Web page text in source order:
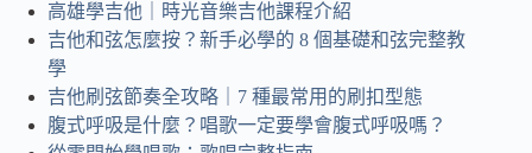
高雄學吉他｜時光音樂吉他課程介紹
吉他和弦怎麼按？新手必學的 8 個基礎和弦完整教
學
吉他刷弦節奏全攻略｜7 種最常用的刷扣型態
腹式呼吸是什麼？唱歌一定要學會腹式呼吸嗎？